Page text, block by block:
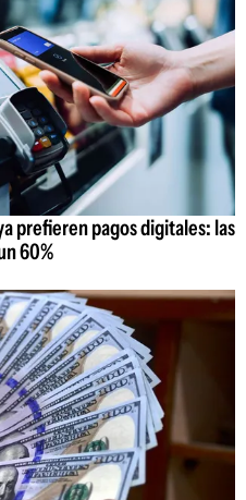
prefieren pagos digitales: las
60%